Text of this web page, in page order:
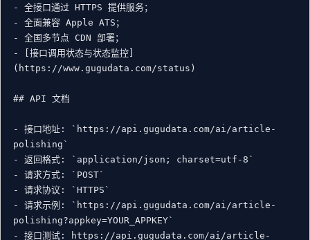
- 全接口通过 HTTPS 提供服务；
- 全面兼容 Apple ATS；
- 全国多节点 CDN 部署；
- [接口调用状态与状态监控]
(https://www.gugudata.com/status)
## API 文档
- 接口地址: `https://api.gugudata.com/ai/article-
polishing`
- 返回格式: `application/json; charset=utf-8`
- 请求方式: `POST`
- 请求协议: `HTTPS`
- 请求示例: `https://api.gugudata.com/ai/article-
polishing?appkey=YOUR_APPKEY`
- 接口测试: https://api.gugudata.com/ai/article-